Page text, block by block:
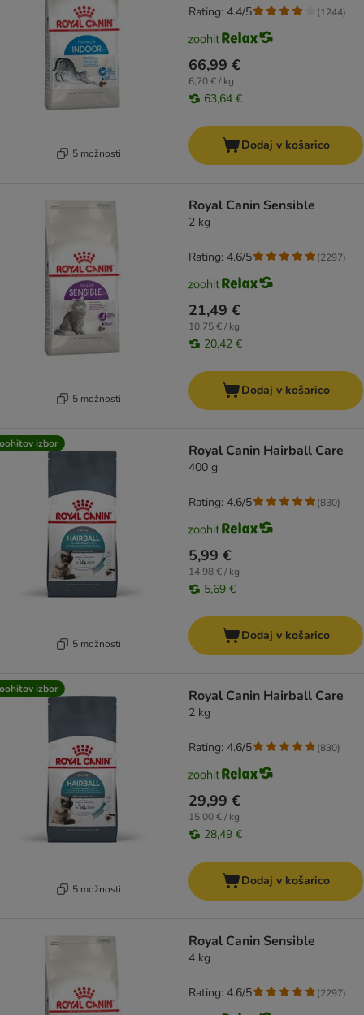
5 možnosti
66,99 €
6,70 € / kg
63,64 €
Rating: 4.4/5 (1244)
Dodaj v košarico
5 možnosti
Royal Canin Sensible
2 kg
21,49 €
10,75 € / kg
20,42 €
Rating: 4.6/5 (2297)
Dodaj v košarico
izbor
5 možnosti
Royal Canin Hairball Care
400 g
5,99 €
14,98 € / kg
5,69 €
Rating: 4.6/5 (830)
Dodaj v košarico
izbor
5 možnosti
Royal Canin Hairball Care
2 kg
29,99 €
15,00 € / kg
28,49 €
Rating: 4.6/5 (830)
Dodaj v košarico
Royal Canin Sensible
4 kg
Rating: 4.6/5 (2297)